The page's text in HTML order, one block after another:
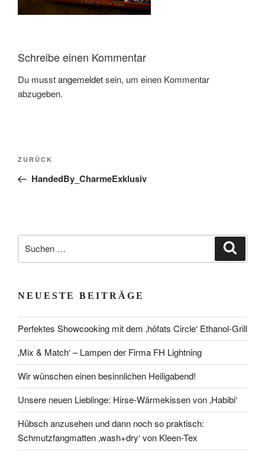
Schreibe einen Kommentar
Du musstangemeldetsein, um einen Kommentar
abzugeben.
Beitragsnavigation
Vorheriger
Beitrag
ZURÜCK
HandedBy_CharmeExklusiv
nach:
NEUESTE BEITRÄGE
Perfektes Showcooking mit dem ‚höfats Circle‘ Ethanol-Grill
‚Mix & Match‘ – Lampen der Firma FH Lightning
Wir wünschen einen besinnlichen Heiligabend!
Unsere neuen Lieblinge: Hirse-Wärmekissen von ‚Habibi‘
Hübsch anzusehen und dann noch so praktisch:
Schmutzfangmatten ‚wash+dry‘ von Kleen-Tex